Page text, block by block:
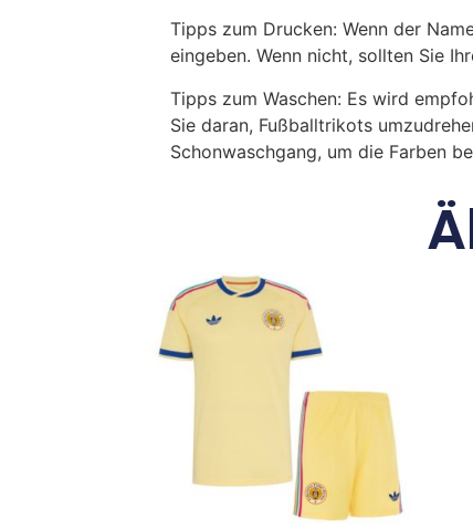
Tipps zum Drucken: Wenn der
eingeben. Wenn nicht, sollten Sie
Tipps zum Waschen: Es wird
Sie daran, Fußballtrikots
Schonwaschgang, um die Farben